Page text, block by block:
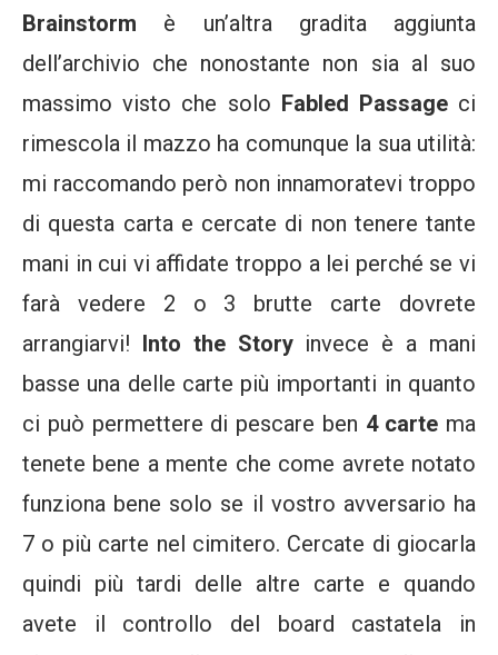
Brainstorm è un’altra gradita aggiunta
dell’archivio che nonostante non sia al suo
massimo visto che solo Fabled Passageci
rimescola il mazzo ha comunque la sua utilità:
mi raccomando però non innamoratevi troppo
di questa carta e cercate di non tenere tante
mani in cui vi affidate troppo a lei perché se vi
farà vedere 2 o 3 brutte carte dovrete
arrangiarvi! Into the Storyinvece è a mani
basse una delle carte più importanti in quanto
ci può permettere di pescare ben 4 carte ma
tenete bene a mente che come avrete notato
funziona bene solo se il vostro avversario ha
7 o più carte nel cimitero. Cercate di giocarla
quindi più tardi delle altre carte e quando
avete il controllo del board castatela in